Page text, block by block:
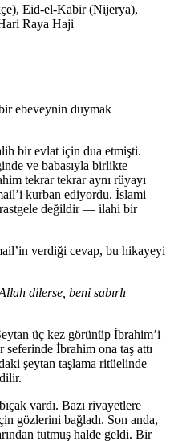
Eid-el-Kabir (Nijerya),
Raya Haji
ebeveynin duymak
bir evlat için dua etmişti.
ve babasıyla birlikte
tekrar tekrar aynı rüyayı
kurban ediyordu. İslami
rastgele değildir — ilahi bir
verdiği cevap, bu hikayeyi
dilerse, beni sabırlı
üç kez görünüp İbrahim’i
seferinde İbrahim ona taş attı
şeytan taşlama ritüelinde
vardı. Bazı rivayetlere
gözlerini bağladı. Son anda,
tutmuş halde geldi. Bir